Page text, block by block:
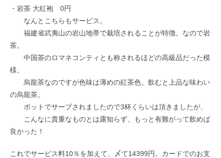
・岩茶 大紅袍 0円
なんとこちらもサービス。
福建省武夷山の岩山地帯で栽培されることが特徴。なので岩
茶。
中国茶のロマネコンティとも称されるほどの高級品だった模
様。
烏龍茶なのですが色味は薄めの紅茶色。飲むと上品な味わい
の烏龍茶。
ポットでサーブされましたので3杯くらいは頂きましたが、
こんなに貴重なものとは露知らず、もっと有難がって飲めば
良かった！
これでサービス料10％を加えて、〆て14399円。カードでのお支